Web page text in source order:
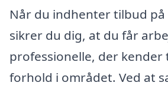
Når du indhenter tilbud
sikrer du dig, at du får
professionelle, der kender
forhold i området. Ved at